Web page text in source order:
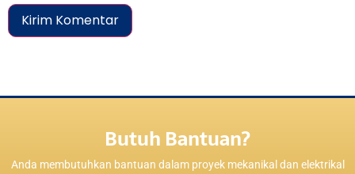
Butuh Bantuan?
Anda membutuhkan bantuan dalam proyek mekanikal dan elektrikal